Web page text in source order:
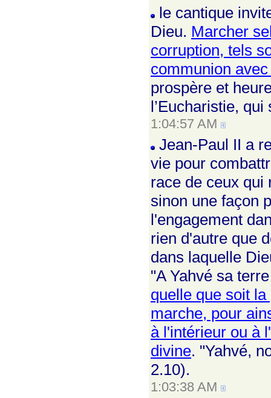
le cantique
Dieu. Marcher
corruption, tels
communion
prospère et
l’Eucharistie,
1:04:57 AM
Jean-Paul II a
vie pour
race de ceux qui
sinon une façon
l'engagement
rien d'autre que
dans laquelle
"A Yahvé sa
quelle que soit
marche, pour
à l'intérieur ou à
divine. "Yahvé,
2.10).
1:03:38 AM